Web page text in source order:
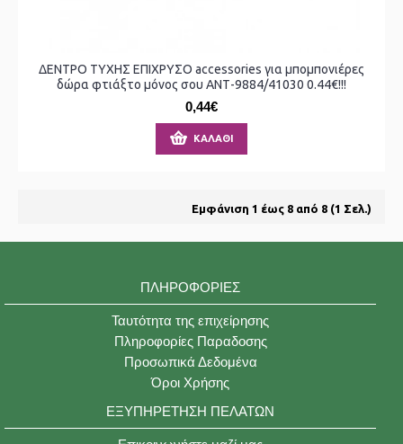
ΔΕΝΤΡΟ ΤΥΧΗΣ ΕΠΙΧΡΥΣΟ accessories για μπομπονιέρες
δώρα φτιάξτο μόνος σου ΑΝΤ-9884/41030 0.44€!!!
0,44€
ΚΑΛΆΘΙ
Εμφάνιση 1 έως 8 από 8 (1 Σελ.)
ΠΛΗΡΟΦΟΡΊΕΣ
Ταυτότητα της επιχείρησης
Πληροφορίες Παραδοσης
Προσωπικά Δεδομένα
Όροι Χρήσης
ΕΞΥΠΗΡΈΤΗΣΗ ΠΕΛΑΤΏΝ